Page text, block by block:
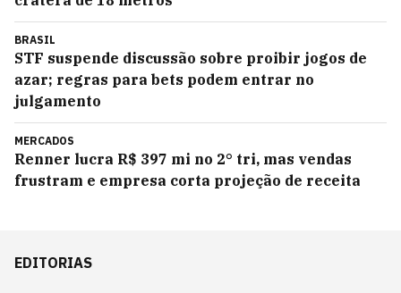
BRASIL
STF suspende discussão sobre proibir jogos de
azar; regras para bets podem entrar no
julgamento
MERCADOS
Renner lucra R$ 397 mi no 2° tri, mas vendas
frustram e empresa corta projeção de receita
EDITORIAS